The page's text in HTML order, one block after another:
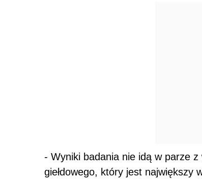
- Wyniki badania nie idą w parze
giełdowego, który jest największy